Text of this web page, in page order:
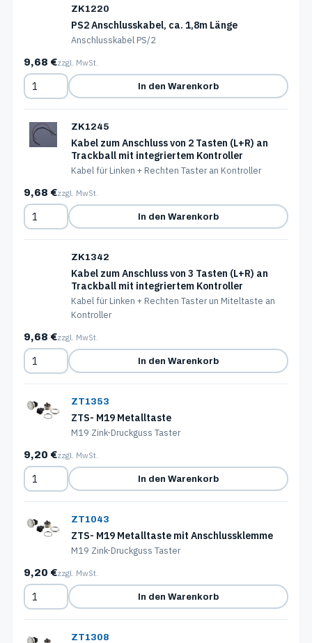
ZK1220
PS2 Anschlusskabel, ca. 1,8m Länge
Anschlusskabel PS/2
9,68 €zzgl. MwSt.
In den Warenkorb
ZK1245
Kabel zum Anschluss von 2 Tasten (L+R) an
Trackball mit integriertem Kontroller
Kabel für Linken + Rechten Taster an Kontroller
9,68 €zzgl. MwSt.
In den Warenkorb
ZK1342
Kabel zum Anschluss von 3 Tasten (L+R) an
Trackball mit integriertem Kontroller
Kabel für Linken + Rechten Taster un Miteltaste an
Kontroller
9,68 €zzgl. MwSt.
In den Warenkorb
ZT1353
ZTS- M19 Metalltaste
M19 Zink-Druckguss Taster
9,20 €zzgl. MwSt.
In den Warenkorb
ZT1043
ZTS- M19 Metalltaste mit Anschlussklemme
M19 Zink-Druckguss Taster
9,20 €zzgl. MwSt.
In den Warenkorb
ZT1308